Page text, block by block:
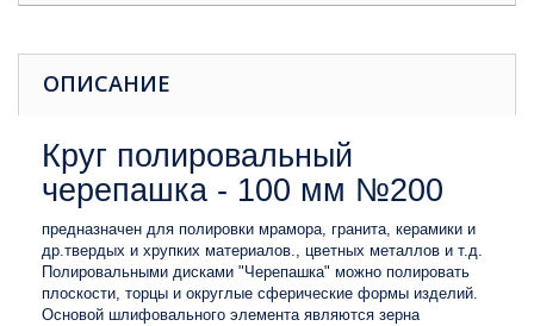
ОПИСАНИЕ
Круг полировальный
черепашка - 100 мм №200
предназначен для полировки мрамора, гранита, керамики и
др.твердых и хрупких материалов., цветных металлов и т.д.
Полировальными дисками "Черепашка" можно полировать
плоскости, торцы и округлые сферические формы изделий.
Основой шлифовального элемента являются зерна